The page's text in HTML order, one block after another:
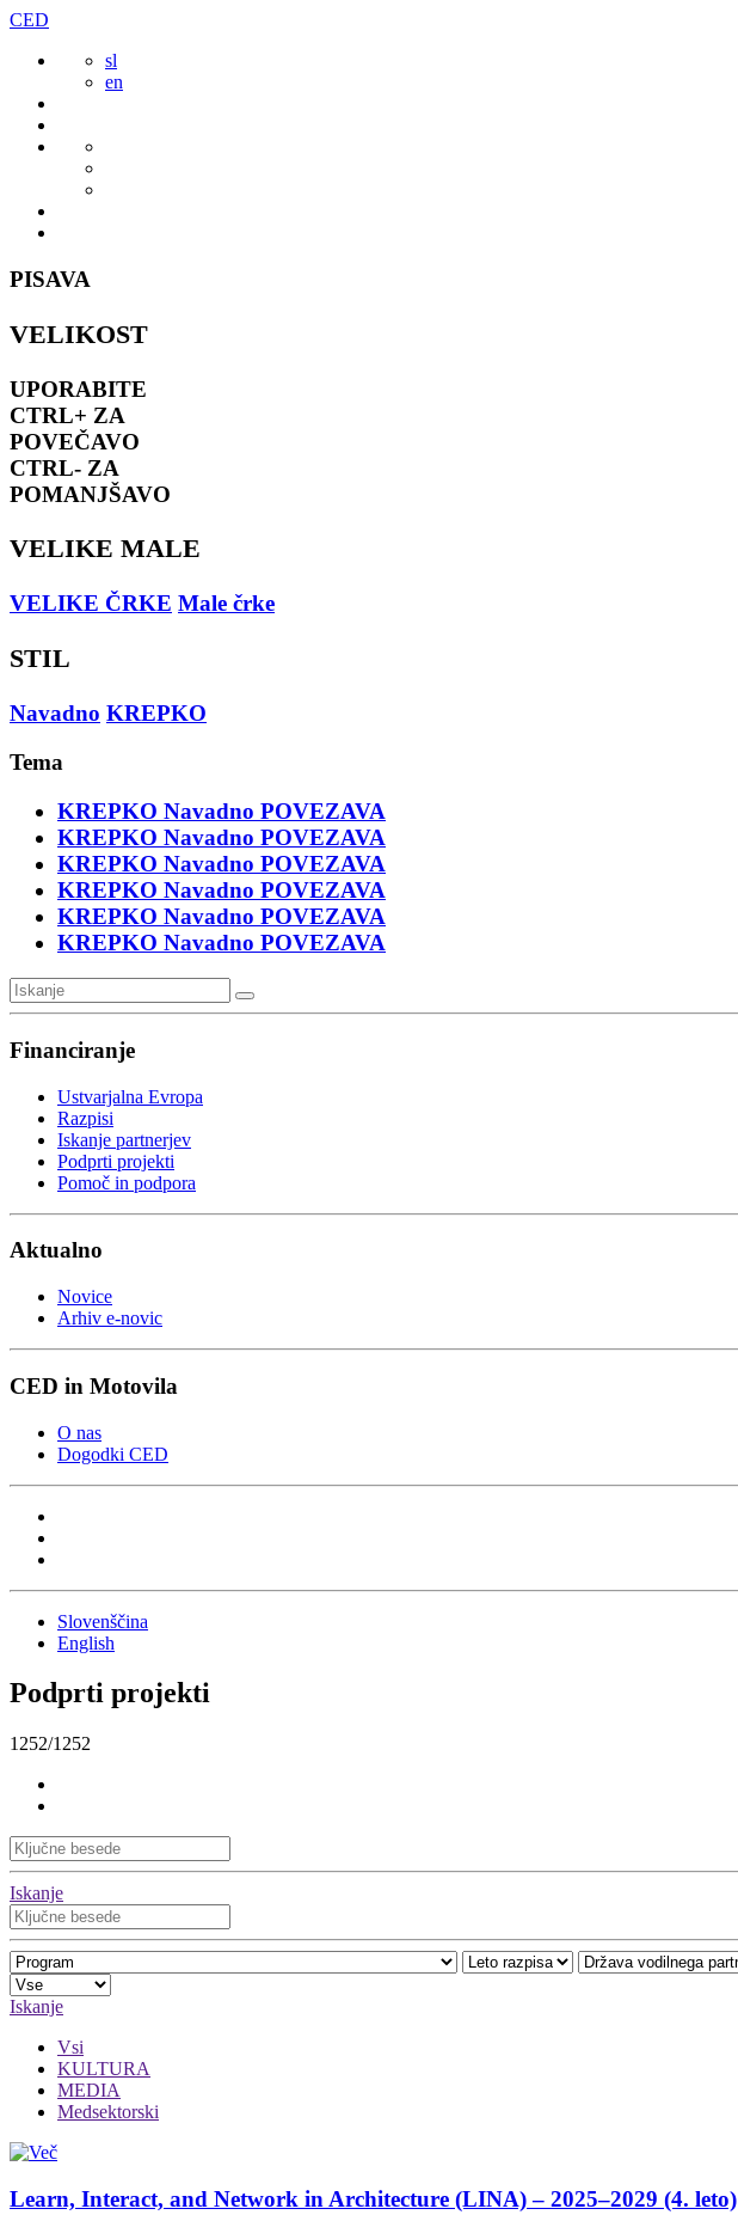
Preskoči
vsebine
CED
sl
en
PISAVA
VELIKOST
UPORABITE
CTRL+ ZA
POVEČAVO
CTRL- ZA
POMANJŠAVO
VELIKE MALE
VELIKE ČRKE Male črke
STIL
Navadno KREPKO
Tema
KREPKO Navadno POVEZAVA
KREPKO Navadno POVEZAVA
KREPKO Navadno POVEZAVA
KREPKO Navadno POVEZAVA
KREPKO Navadno POVEZAVA
KREPKO Navadno POVEZAVA
Financiranje
Ustvarjalna Evropa
Razpisi
Iskanje partnerjev
Podprti projekti
Pomoč in podpora
Aktualno
Novice
Arhiv e-novic
CED in Motovila
O nas
Dogodki CED
Slovenščina
English
Podprti projekti
1252/1252
Iskanje
Iskanje
Vsi
KULTURA
MEDIA
Medsektorski
Learn, Interact, and Network in Architecture (LINA) – 2025–2029 (4. leto)